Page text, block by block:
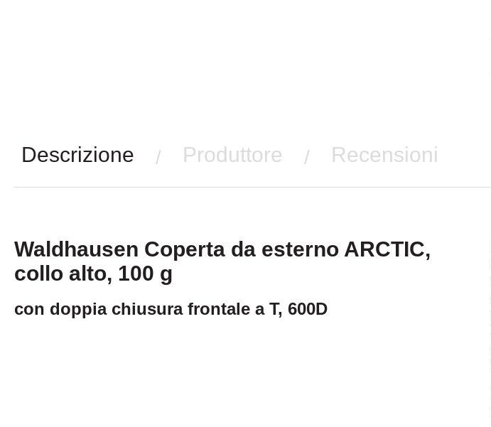
Descrizione / Produttore / Recensioni
Waldhausen Coperta da esterno ARCTIC,
collo alto, 100 g
con doppia chiusura frontale a T, 600D